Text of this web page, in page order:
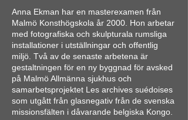
Anna Ekman har en masterexamen från
Malmö Konsthögskola år 2000. Hon arbetar
med fotografiska och skulpturala rumsliga
installationer i utställningar och offentlig
miljö. Två av de senaste arbetena är
gestaltningen för en ny byggnad för avsked
på Malmö Allmänna sjukhus och
samarbetsprojektet Les archives suédoises
som utgått från glasnegativ från de svenska
missionsfälten i dåvarande belgiska Kongo.